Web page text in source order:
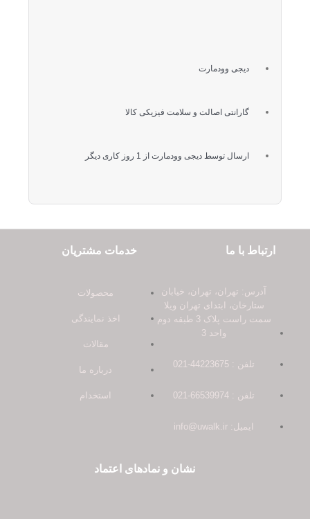
دیجی وودمارت
گارانتی اصالت و سلامت فیزیکی کالا
ارسال توسط دیجی وودمارت از 1 روز کاری دیگر
ارتباط با ما
آدرس: تهران، تهران، خیابان
ستارخان، ابتدای تهران ویلا
سمت راست پلاک 3 طبقه دوم
واحد 3
تلفن : 44223675-021
تلفن : 66539974-021
ایمیل: info@uwalk.ir
خدمات مشتریان
محصولات
اخذ نمایندگی
مقالات
درباره ما
استخدام
نشان و نمادهای اعتماد